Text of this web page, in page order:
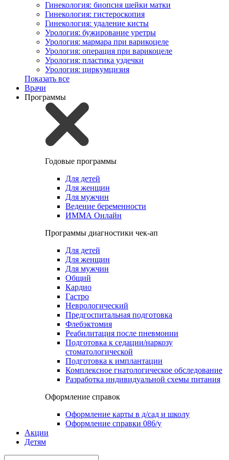
Гинекология: биопсия шейки матки
Гинекология: гистероскопия
Гинекология: удаление кисты
Урология: бужирование уретры
Урология: мармара при варикоцеле
Урология: операция при варикоцеле
Урология: пластика уздечки
Урология: циркумцизия
Показать все
Врачи
Программы
Годовые программы
Для детей
Для женщин
Для мужчин
Ведение беременности
ИММА Онлайн
Программы диагностики чек-ап
Для детей
Для женщин
Для мужчин
Общий
Кардио
Гастро
Неврологический
Предгоспитальная подготовка
Флебэктомия
Реабилитация после пневмонии
Подготовка к седации/наркозу
стоматологической
Подготовка к имплантации
Комплексное гнатологическое обследование
Разработка индивидуальной схемы питания
Оформление справок
Оформление карты в д/сад и школу
Оформление справки 086/у
Акции
Детям